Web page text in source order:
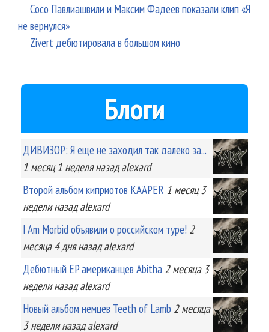
Сосо Павлиашвили и Максим Фадеев показали клип «Я
не вернулся»
Zivert дебютировала в большом кино
Блоги
ДИВИЗОР: Я еще не заходил так далеко за...
1 месяц 1 неделяназад alexard
Второй альбом киприотов KA'APER 1 месяц 3
неделиназад alexard
I Am Morbid объявили о российском туре! 2
месяца 4 дняназад alexard
Дебютный EP американцев Abitha 2 месяца 3
неделиназад alexard
Новый альбом немцев Teeth of Lamb 2 месяца
3 неделиназад alexard